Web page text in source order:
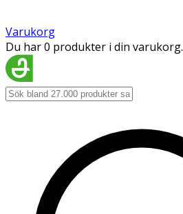
Varukorg
Du har 0 produkter i din varukorg.